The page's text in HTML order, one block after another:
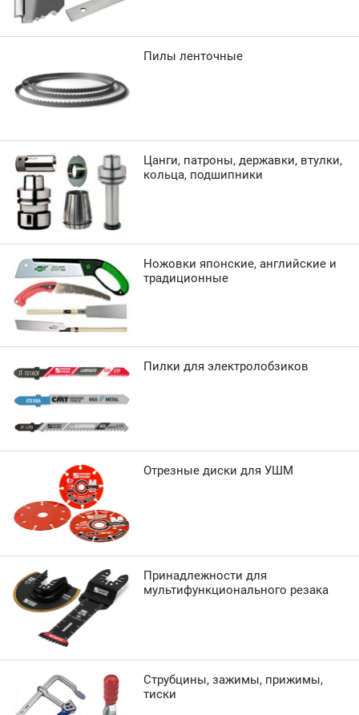
Пилы ленточные
Цанги, патроны, державки, втулки,
кольца, подшипники
Ножовки японские, английские и
традиционные
Пилки для электролобзиков
Отрезные диски для УШМ
Принадлежности для
мультифункционального резака
Струбцины, зажимы, прижимы,
тиски